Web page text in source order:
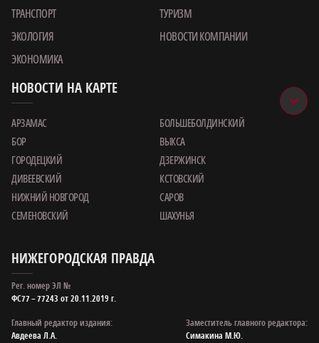
ТРАНСПОРТ
ТУРИЗМ
ЭКОЛОГИЯ
НОВОСТИ КОМПАНИИ
ЭКОНОМИКА
НОВОСТИ НА КАРТЕ
АРЗАМАС
БОЛЬШЕБОЛДИНСКИЙ
БОР
ВЫКСА
ГОРОДЕЦКИЙ
ДЗЕРЖИНСК
ДИВЕЕВСКИЙ
КСТОВСКИЙ
НИЖНИЙ НОВГОРОД
САРОВ
СЕМЕНОВСКИЙ
ШАХУНЬЯ
НИЖЕГОРОДСКАЯ ПРАВДА
Рег. номер ЭЛ №
ФС77 – 77243 от 20.11.2019 г.
Главный редактор издания:
Авдеева Л.А.
Заместитель главного редактора:
Симакина М.Ю.